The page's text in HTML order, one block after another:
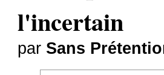
l'incertain
par Sans